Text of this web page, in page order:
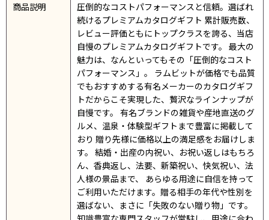
商品説明
圧倒的なコストパフォーマンスと信頼。選ばれ
続けるプレミアムカタログギフト 累計販売数、
レビュー評価ともにトップクラスを誇る、当店
自慢のプレミアムカタログギフトです。 最大の
魅力は、なんといってもその「圧倒的なコスト
パフォーマンス」。 ラムビットが価格でも品質
でもおすすめする有名メーカーのカタログギフ
トだからこそ実現した、贅沢なラインナップが
自慢です。 有名ブランドの雑貨や産地直送のグ
ルメ、温泉・体験型ギフトまで豊富に掲載して
おり 贈り先様に価格以上の満足感をお届けしま
す。 結婚・出産の内祝い、お祝い返しはもちろ
ん、香典返し、法要、新築祝い、快気祝い、法
人様の景品まで、 あらゆる用途に自信を持って
ご利用いただけます。贈る相手の年代や性別を
選ばない、まさに「失敗のない贈り物」です。